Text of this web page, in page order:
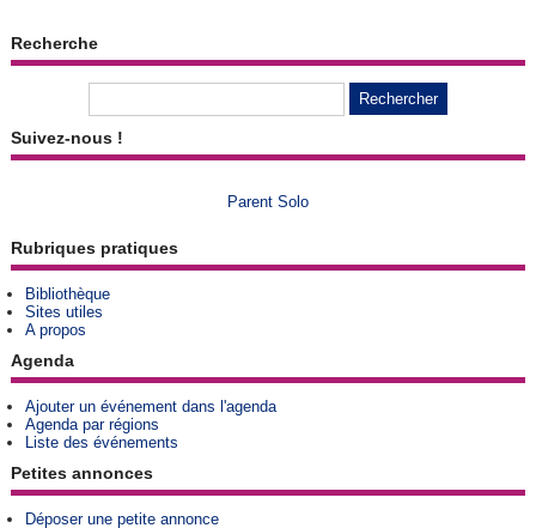
Recherche
Suivez-nous !
Parent Solo
Rubriques pratiques
Bibliothèque
Sites utiles
A propos
Agenda
Ajouter un événement dans l'agenda
Agenda par régions
Liste des événements
Petites annonces
Déposer une petite annonce